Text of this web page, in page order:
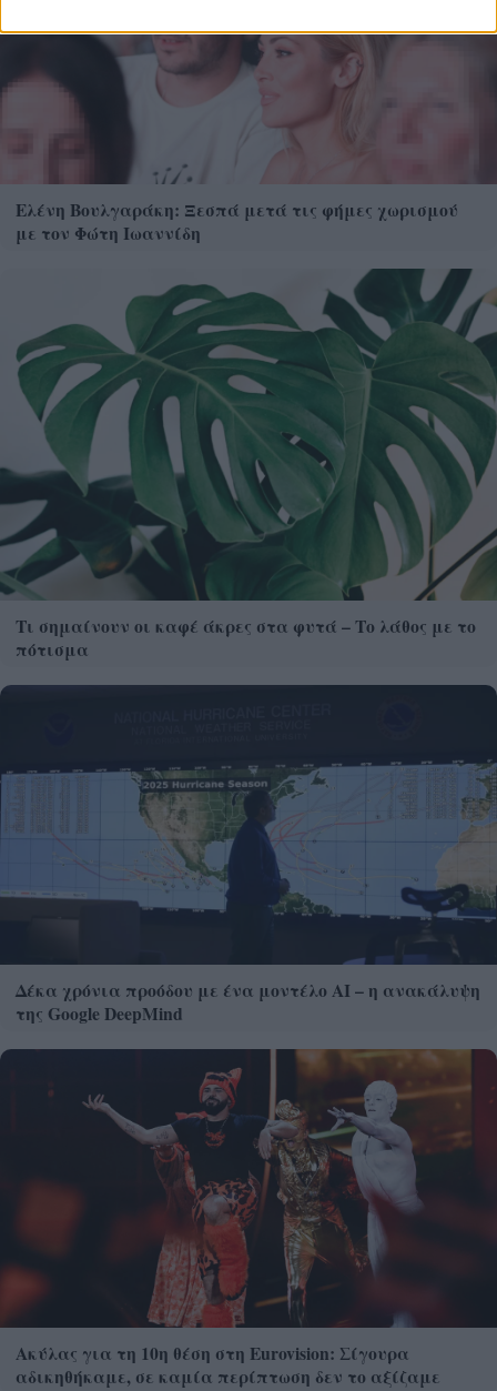
Ελένη Βουλγαράκη: Ξεσπά μετά τις φήμες χωρισμού
με τον Φώτη Ιωαννίδη
Τι σημαίνουν οι καφέ άκρες στα φυτά – Το λάθος με το
πότισμα
Δέκα χρόνια προόδου με ένα μοντέλο ΑΙ – η ανακάλυψη
της Google DeepMind
Ακύλας για τη 10η θέση στη Eurovision: Σίγουρα
αδικηθήκαμε, σε καμία περίπτωση δεν το αξίζαμε